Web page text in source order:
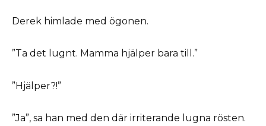
Derek himlade med ögonen.
”Ta det lugnt. Mamma hjälper bara till.”
”Hjälper?!”
”Ja”, sa han med den där irriterande lugna rösten.